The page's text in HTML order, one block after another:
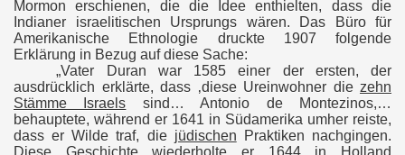
Mormon erschienen, die die Idee enthielten, dass die
Indianer israelitischen Ursprungs wären. Das Büro für
Amerikanische Ethnologie druckte 1907 folgende
Erklärung in Bezug auf diese Sache:
„Vater Duran war 1585 einer der ersten, der
ausdrücklich erklärte, dass ‚diese Ureinwohner die zehn
Stämme Israels sind… Antonio de Montezinos,…
behauptete, während er 1641 in Südamerika umher reiste,
dass er Wilde traf, die jüdischen Praktiken nachgingen.
Diese Geschichte wiederholte er 1644 in Holland